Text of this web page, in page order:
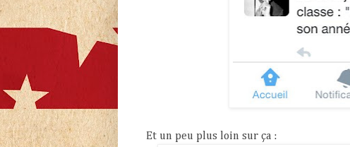
Et un peu plus loin sur ça :